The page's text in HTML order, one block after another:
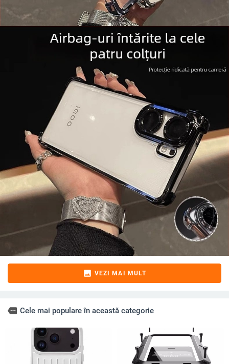
image VEZI MAI MULT
more Cele mai populare în această categorie